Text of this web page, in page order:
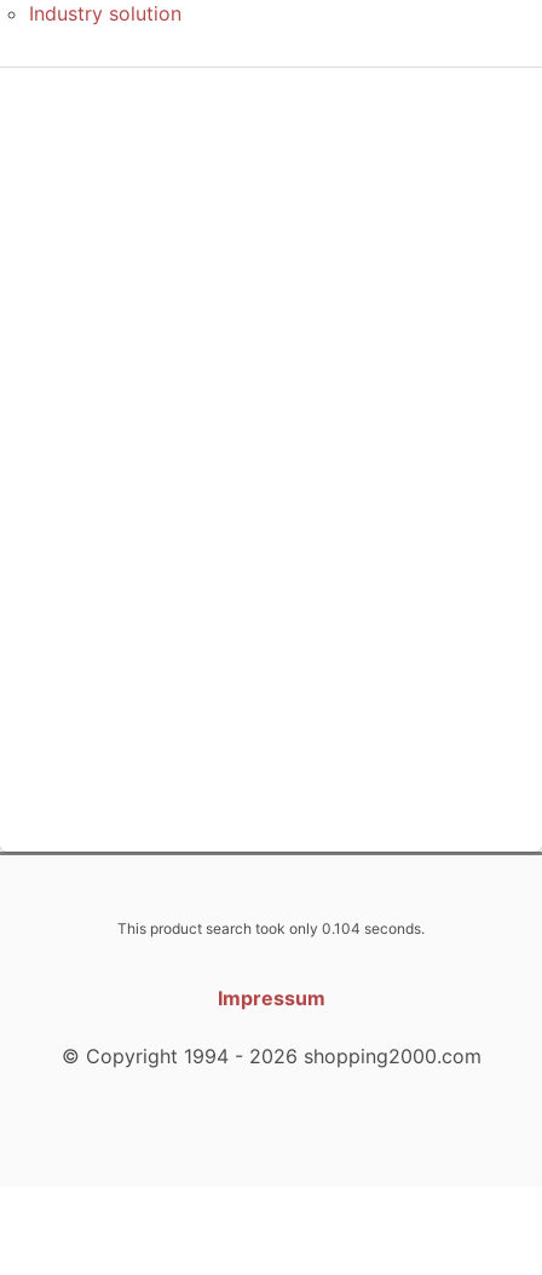
Industry solution
This product search took only 0.104 seconds.
Impressum
© Copyright 1994 - 2026 shopping2000.com